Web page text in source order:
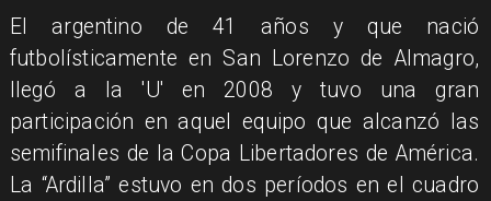
El argentino de 41 años y que nació
futbolísticamente en San Lorenzo de Almagro,
llegó a la 'U' en 2008 y tuvo una gran
participación en aquel equipo que alcanzó las
semifinales de la Copa Libertadores de América.
La “Ardilla” estuvo en dos períodos en el cuadro